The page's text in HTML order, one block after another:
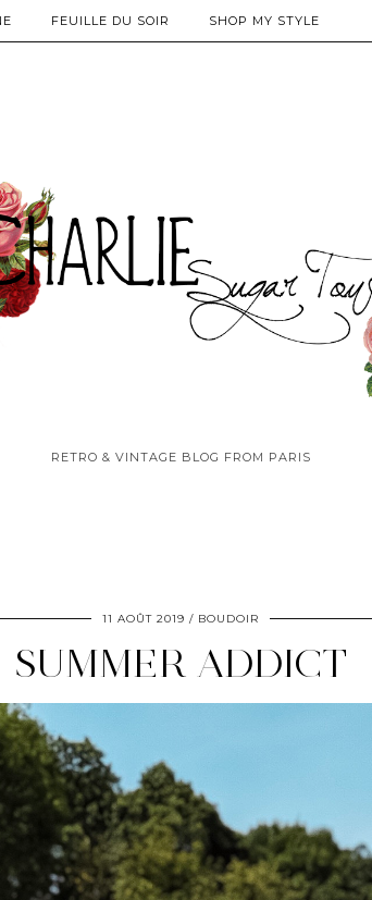
RETRO & VINTAGE BLOG FROM PARIS
FEUILLE DU SOIR SHOP MY STYLE
11 AOÛT 2019 BOUDOIR
SUMMER ADDICT